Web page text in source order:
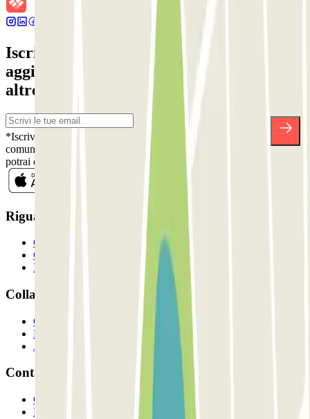
Iscriviti alla nostra Newsletter e rimani
aggiornato su sconti, concorsi e tante
altre sorprese.
*Iscrivendoti, accetti la nostra Informativa sulla Privacy per ricevere
comunicazioni commerciali da Parclick. Senza alcun impegno,
potrai disiscriverti quando vuoi direttamente dalla stessa newsletter.
Riguardo a Parclcik
Chi siamo
Come funziona?
I Nostri Parcheggi
Collaboriamo?
Collaboratori
Proprietari di parcheggio
Affiliati
Contatto
Contattaci
FAQ